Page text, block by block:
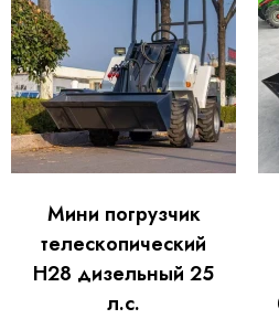
Мини погрузчик
телескопический
H28 дизельный 25
л.с.